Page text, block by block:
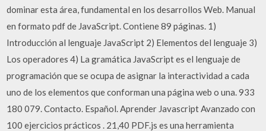
dominar esta área, fundamental en los desarrollos Web. Manual
en formato pdf de JavaScript. Contiene 89 páginas. 1)
Introducción al lenguaje JavaScript 2) Elementos del lenguaje 3)
Los operadores 4) La gramática JavaScript es el lenguaje de
programación que se ocupa de asignar la interactividad a cada
uno de los elementos que conforman una página web o una. 933
180 079. Contacto. Español. Aprender Javascript Avanzado con
100 ejercicios prácticos . 21,40 PDF.js es una herramienta